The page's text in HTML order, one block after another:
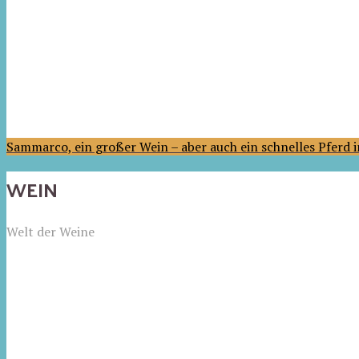
Sammarco, ein großer Wein – aber auch ein schnelles Pferd
WEIN
Welt der Weine